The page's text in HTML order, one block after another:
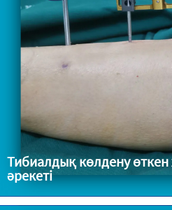
Тибиалдық көлдену
әрекеті
Диабеттік астың ішікленуі